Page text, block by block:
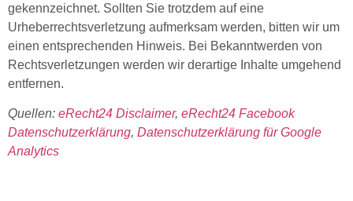
gekennzeichnet. Sollten Sie trotzdem auf eine
Urheberrechtsverletzung aufmerksam werden, bitten wir um
einen entsprechenden Hinweis. Bei Bekanntwerden von
Rechtsverletzungen werden wir derartige Inhalte umgehend
entfernen.
Quellen: eRecht24 Disclaimer, eRecht24 Facebook
Datenschutzerklärung, Datenschutzerklärung für Google
Analytics